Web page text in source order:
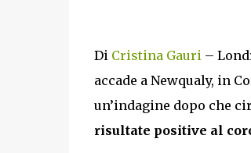
Di Cristina Gauri–
accade a Newqualy, in
un’indagine dopo che
risultate positive al